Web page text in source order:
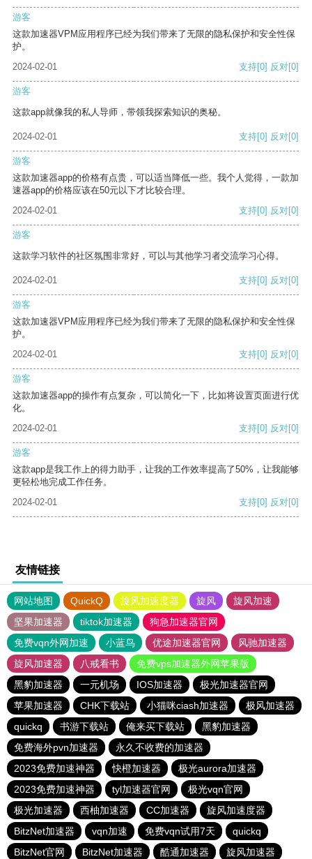
游客
这款加速器VPM应用程序已经为我们带来了无限的隐私保护和安全性保
护。
2024-02-01
支持[0] 反对[0]
游客
这款app就像我的私人导师，带领我探索知识的奥秘。
2024-02-01 支持[0] 反对[0]
游客
这款加速器app的价格有点贵，可以适当降低一些。我个人觉得，一款加
速器app的价格应该在50元以下才比较合理。
2024-02-01
支持[0] 反对[0]
游客
这款学习软件的社区氛围非常好，可以与其他学习者交流学习心得。
2024-02-01 支持[0] 反对[0]
游客
这款加速器VPM应用程序已经为我们带来了无限的隐私保护和安全性保
护。
2024-02-01
支持[0] 反对[0]
游客
这款加速器app的操作有点复杂，可以简化一下，比如将设置页面进行优
化。
2024-02-01
支持[0] 反对[0]
游客
这款app是我工作上的得力助手，让我的工作效率提高了50%，让我能够
更轻松地完成工作任务。
2024-02-01
支持[0] 反对[0]
友情链接
网站地图 QuickQ 旋风加速度器 旋风
旋风加速
坚果加速器
tiktok加速器
狗急加速器官网
免费vqn外网加速
小蓝鸟 优途加速器官网
风驰加速器
旋风加速器
八戒看书
免费vps加速器外网苹果版
黑豹加速器
一元机场 IOS加速器
极光加速器官网
苹果加速器
CHK下载站 小猫咪ciash加速器
极风加速器
quickq
书游下载站 俺来买下载站
黑豹加速器
免费海外pvn加速器
永久不收费的加速器
2023免费加速神器
快橙加速器
极光aurora加速器
2023免费加速神器
tyl加速器官网
极光vqn官网
极光加速器
西柚加速器 CC加速器
旋风加速度器
BitzNet加速器
vqn加速 免费vqn试用7天
quickq
BitzNet官网
BitzNet加速器 酷通加速器 旋风加速器